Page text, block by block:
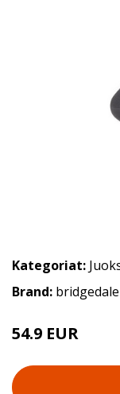
Kategoriat:
Brand: bridgedale
54.9 EUR